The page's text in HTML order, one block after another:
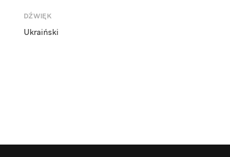
DŹWIĘK
Ukraiński